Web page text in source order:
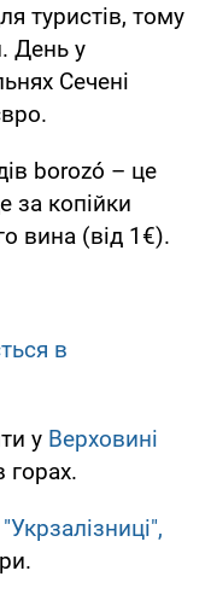
туристів, тому
День у
Сечені
borozó – це
за копійки
вина (від 1€).
в
у Верховині